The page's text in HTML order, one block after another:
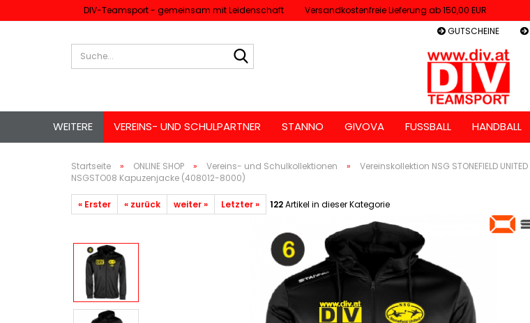
DIV-Teamsport - gemeinsam mit Leidenschaft
Versandkostenfreie Lieferung ab 150,00 EUR
GUTSCHEINE
VEREINS- UND SCHULPARTNER STANNO GIVOVA FUSSBALL HANDBALL
WEITERE
Startseite » ONLINE SHOP » Vereins- und Schulkollektionen » Vereinskollektion NSG STONEFIELD UNITED
NSGSTO08 Kapuzenjacke (408012-8000)
« Erster « zurück weiter » Letzter » 122Artikel in dieser Kategorie